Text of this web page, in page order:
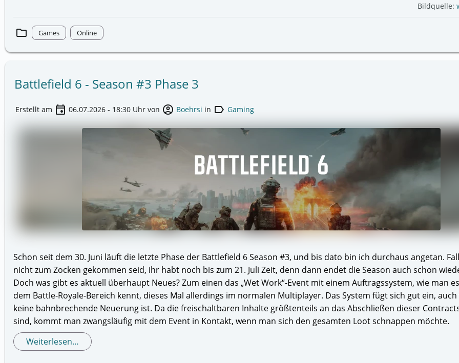
Bildquelle:
folder Games Online
Battlefield 6 - Season #3 Phase 3
Erstellt am event 06.07.2026 - 18:30 Uhr von account_circle Boehrsi in label Gaming
Schon seit dem 30. Juni läuft die letzte Phase der Battlefield 6 Season #3, und bis dato bin ich durchaus angetan.
nicht zum Zocken gekommen seid, ihr habt noch bis zum 21. Juli Zeit, denn dann endet die Season auch schon
Doch was gibt es aktuell überhaupt Neues? Zum einen das „Wet Work“-Event mit einem Auftragssystem, wie man
dem Battle-Royale-Bereich kennt, dieses Mal allerdings im normalen Multiplayer. Das System fügt sich gut ein, auch
keine bahnbrechende Neuerung ist. Da die freischaltbaren Inhalte größtenteils an das Abschließen dieser
sind, kommt man zwangsläufig mit dem Event in Kontakt, wenn man sich den gesamten Loot schnappen möchte.
Weiterlesen…